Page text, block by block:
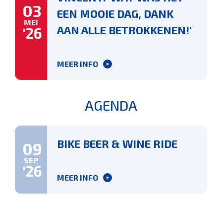
03
MEI
'26
EEN MOOIE DAG, DANK
AAN ALLE BETROKKENEN!'
MEER INFO
AGENDA
09
SEP
'26
BIKE BEER & WINE RIDE
MEER INFO